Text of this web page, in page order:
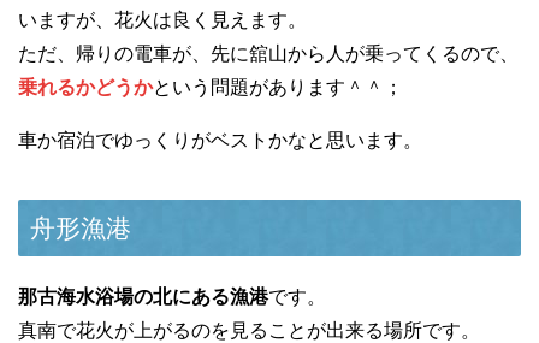
いますが、花火は良く見えます。
ただ、帰りの電車が、先に舘山から人が乗ってくるので、
乗れるかどうかという問題があります＾＾；
車か宿泊でゆっくりがベストかなと思います。
舟形漁港
那古海水浴場の北にある漁港です。
真南で花火が上がるのを見ることが出来る場所です。